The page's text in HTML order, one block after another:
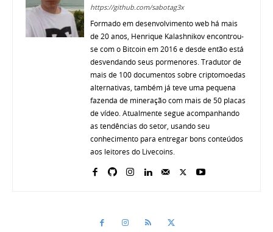
https://github.com/sabotag3x
Formado em desenvolvimento web há mais
de 20 anos, Henrique Kalashnikov encontrou-
se com o Bitcoin em 2016 e desde então está
desvendando seus pormenores. Tradutor de
mais de 100 documentos sobre criptomoedas
alternativas, também já teve uma pequena
fazenda de mineração com mais de 50 placas
de vídeo. Atualmente segue acompanhando
as tendências do setor, usando seu
conhecimento para entregar bons conteúdos
aos leitores do Livecoins.